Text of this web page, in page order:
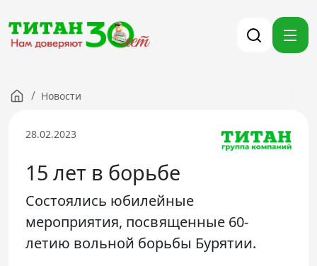
Партнерам
Вакансии
Новости
Контакты
Версия для слабовидящих
/ Новости
28.02.2023
15 лет в борьбе
Состоялись юбилейные
мероприятия, посвященные 60-
летию вольной борьбы Бурятии.